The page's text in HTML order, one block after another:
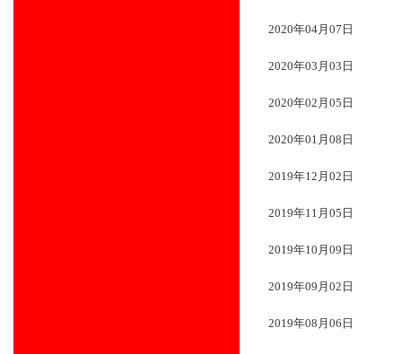
2020年04月07日
2020年03月03日
2020年02月05日
2020年01月08日
2019年12月02日
2019年11月05日
2019年10月09日
2019年09月02日
2019年08月06日